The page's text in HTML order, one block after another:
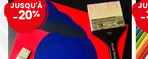
JUSQU'À
-20% -